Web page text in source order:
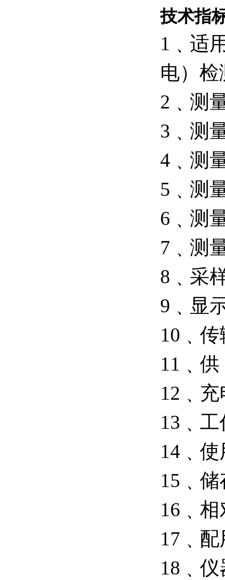
技术指
1﹑适
电）检
2﹑测
3﹑测
4﹑测
5﹑测
6﹑测
7﹑测
8﹑采
9﹑显
10﹑
11﹑
12﹑
13﹑
14﹑
15﹑
16﹑
17﹑
18﹑